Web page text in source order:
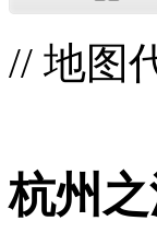
// 地图
杭州